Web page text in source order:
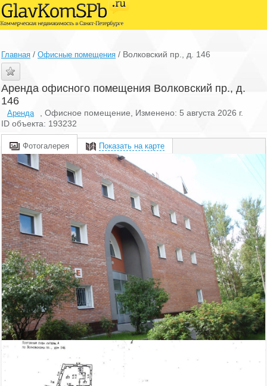
Главная / Офисные помещения / Волковский пр., д. 146
Аренда офисного помещения Волковский пр., д.
146
Аренда
, Офисное помещение, Изменено: 5 августа 2026 г.
ID объекта: 193232
Фотогалерея Показать на карте
Фрунзенский район
ст.м. Бухарестская
18.5 м2
15 000
руб/мес.